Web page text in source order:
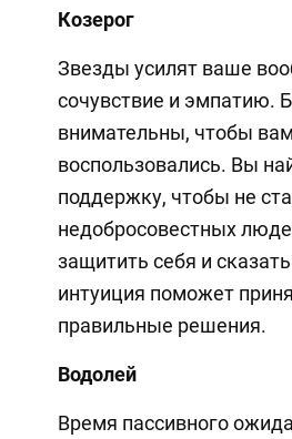
Козерог
Звезды усилят ваше
сочувствие и эмпатию.
внимательны, чтобы
воспользовались. Вы
поддержку, чтобы не
недобросовестных
защитить себя и
интуиция поможет
правильные решения.
Водолей
Время пассивного